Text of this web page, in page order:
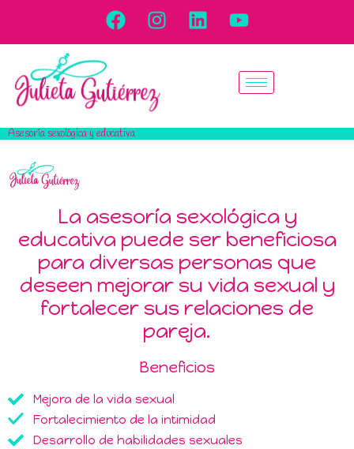
Asesoría sexológica y educativa
La asesoría sexológica y
educativa puede ser beneficiosa
para diversas personas que
deseen mejorar su vida sexual y
fortalecer sus relaciones de
pareja.
Beneficios
Mejora de la vida sexual
Fortalecimiento de la intimidad
Desarrollo de habilidades sexuales